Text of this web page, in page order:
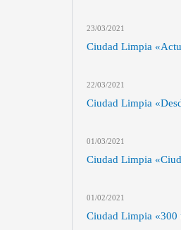
23/03/2021
Ciudad Limpia
22/03/2021
Ciudad Limpia
01/03/2021
Ciudad Limpia
01/02/2021
Ciudad Limpia «300